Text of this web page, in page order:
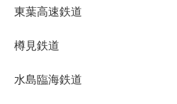
東葉高速鉄道
樽見鉄道
水島臨海鉄道